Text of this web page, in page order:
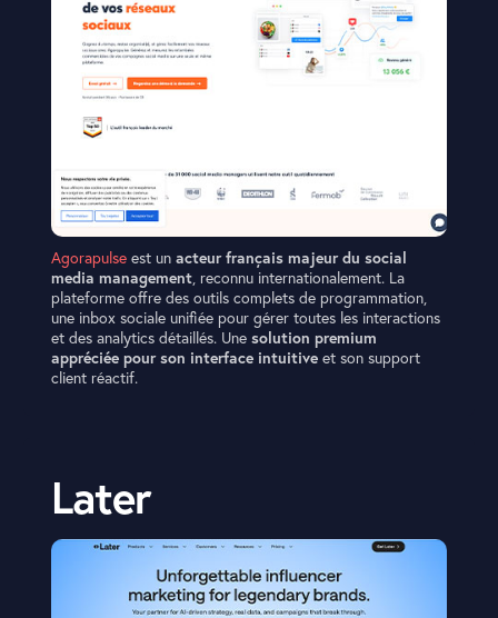
Agorapulse est unacteur français majeur du social
media management, reconnu internationalement. La
plateforme offre des outils complets de programmation,
une inbox sociale unifiée pour gérer toutes les interactions
et des analytics détaillés. Unesolution premium
appréciée pour son interface intuitive et son support
client réactif.
Later